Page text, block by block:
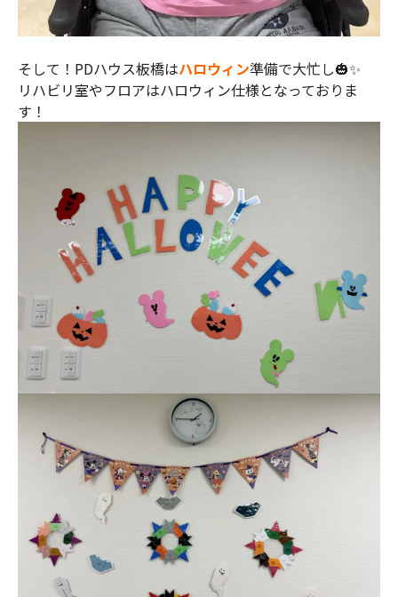
そして！PDハウス板橋はハロウィン準備で大忙し🎃✨
リハビリ室やフロアはハロウィン仕様となっておりま
す！